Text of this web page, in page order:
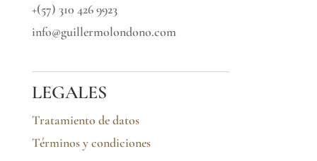
+(57) 310 426 9923
info@guillermolondono.com
LEGALES
Tratamiento de datos
Términos y condiciones